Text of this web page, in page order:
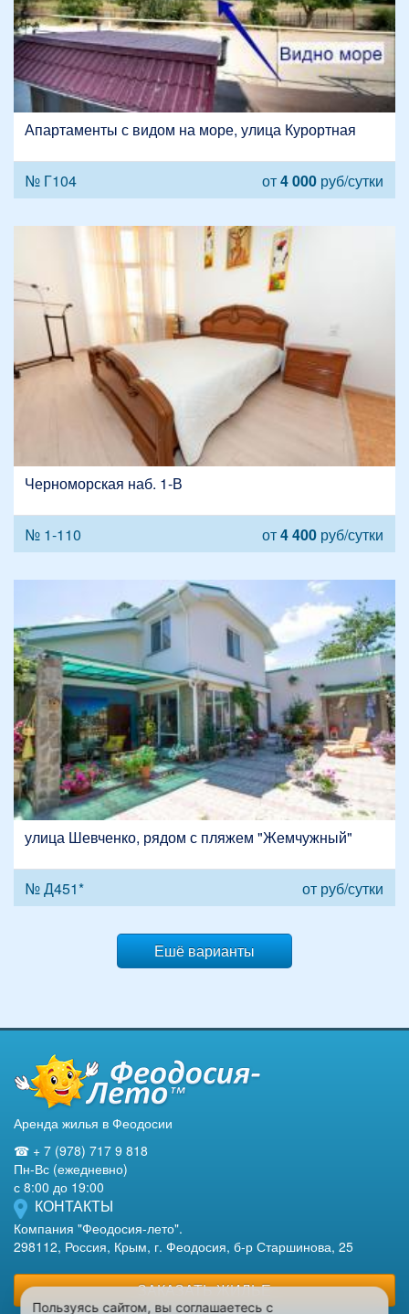
Апартаменты с видом на море, улица Курортная
№ Г104 от4 000 руб/сутки
Черноморская наб. 1-В
№ 1-110 от4 400 руб/сутки
улица Шевченко, рядом с пляжем "Жемчужный"
№ Д451* от руб/сутки
Ешё варианты
Аренда жилья в Феодосии
☎ + 7 (978) 717 9 818
Пн-Вс (ежедневно)
с 8:00 до 19:00
КОНТАКТЫ
Компания "Феодосия-лето".
298112, Россия, Крым, г. Феодосия, б-р Старшинова, 25
ЗАКАЗАТЬ ЖИЛЬЕ
Пользуясь сайтом, вы соглашаетесь с